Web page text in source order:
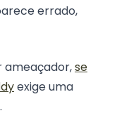
errado,
ameaçador,se
exige uma